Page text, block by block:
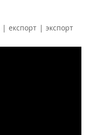
| експорт | экспорт